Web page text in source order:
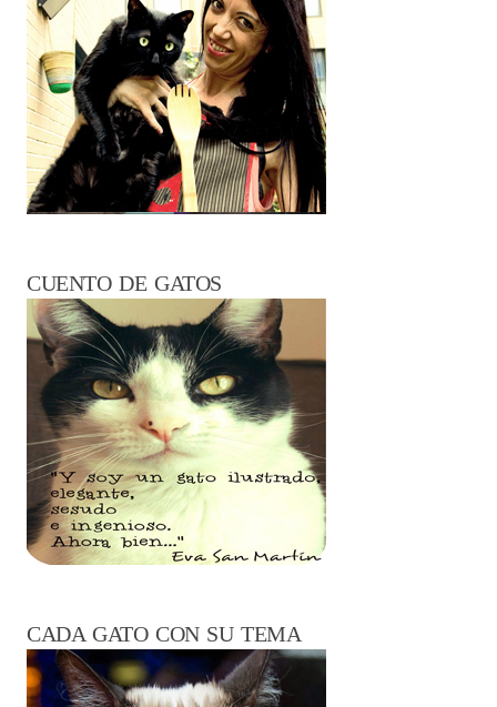
CUENTO DE GATOS
CADA GATO CON SU TEMA